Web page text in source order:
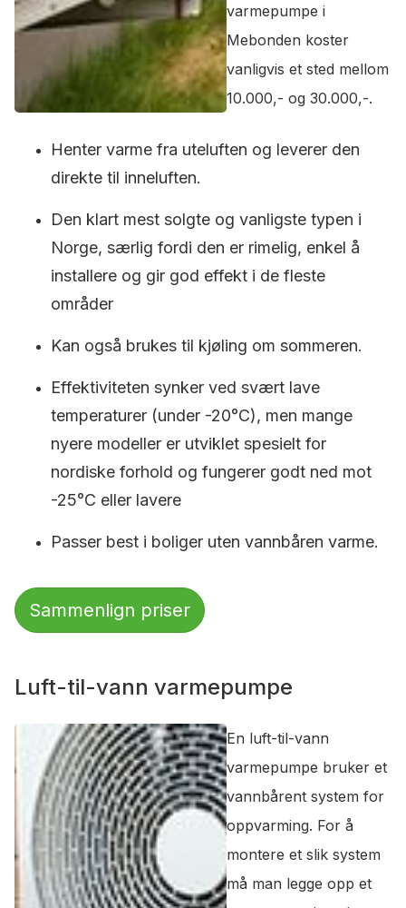
varmepumpe i
Mebonden koster
vanligvis et sted mellom
10.000,- og 30.000,-.
Henter varme fra uteluften og leverer den
direkte til inneluften.
Den klart mest solgte og vanligste typen i
Norge, særlig fordi den er rimelig, enkel å
installere og gir god effekt i de fleste
områder
Kan også brukes til kjøling om sommeren.
Effektiviteten synker ved svært lave
temperaturer (under -20°C), men mange
nyere modeller er utviklet spesielt for
nordiske forhold og fungerer godt ned mot
-25°C eller lavere
Passer best i boliger uten vannbåren varme.
Sammenlign priser
Luft-til-vann varmepumpe
En luft-til-vann
varmepumpe bruker et
vannbårent system for
oppvarming. For å
montere et slik system
må man legge opp et